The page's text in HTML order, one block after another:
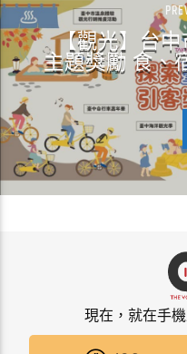
【觀光】台
主題獎勵 食、
現在，就在手